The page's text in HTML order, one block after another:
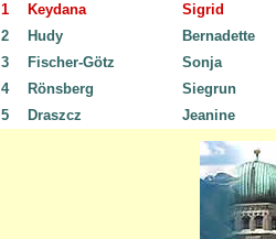
1 Keydana
Sigrid
2
Hudy
Bernadette
3
Fischer-Götz
Sonja
4
Rönsberg
Siegrun
5
Draszcz Jeanine